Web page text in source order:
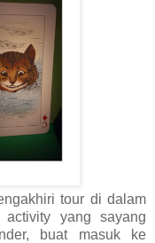
tour di dalam
activity yang sayang
buat masuk ke